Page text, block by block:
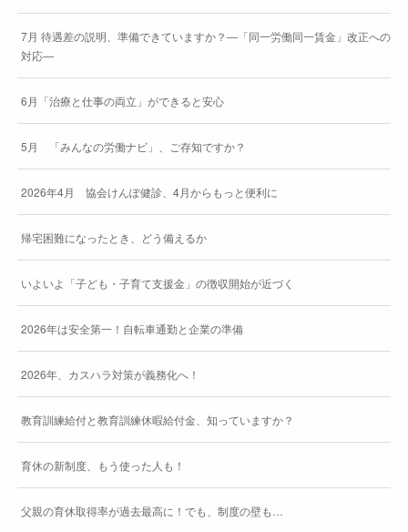
7月 待遇差の説明、準備できていますか？―「同一労働同一賃金」改正への
対応―
6月「治療と仕事の両立」ができると安心
5月 「みんなの労働ナビ」、ご存知ですか？
2026年4月 協会けんぽ健診、4月からもっと便利に
帰宅困難になったとき、どう備えるか
いよいよ「子ども・子育て支援金」の徴収開始が近づく
2026年は安全第一！自転車通勤と企業の準備
2026年、カスハラ対策が義務化へ！
教育訓練給付と教育訓練休暇給付金、知っていますか？
育休の新制度、もう使った人も！
父親の育休取得率が過去最高に！でも、制度の壁も…